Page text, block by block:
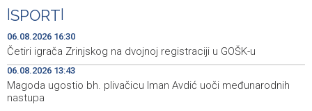
16:32
Potvrđena optužnica protiv službenika Suda BiH Seada
Bublina zbog pronevjere
Četiri igrača Zrinjskog na dvojnoj registraciji u GOŠK-u
16:14
Srbija: Sindikat traži da zaštita radnika na visokim
temperaturama uđe u zakon
SPORT
06.08.2026 16:30
Četiri igrača Zrinjskog na dvojnoj registraciji u GOŠK-u
06.08.2026 13:43
Magoda ugostio bh. plivačicu Iman Avdić uoči međunarodnih
nastupa